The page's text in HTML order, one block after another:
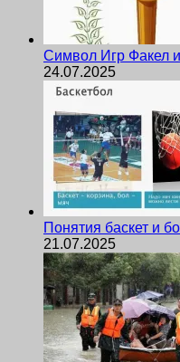
Символ Игр Факел
24.07.2025
Понятия баскет и
21.07.2025